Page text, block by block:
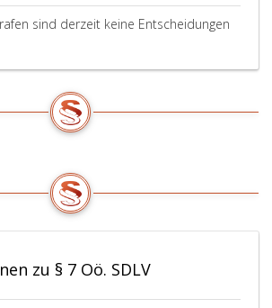
sind derzeit keine Entscheidungen
zu § 7 Oö. SDLV